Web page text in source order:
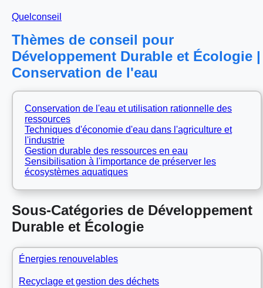
Quelconseil
Thèmes de conseil pour
Développement Durable et Écologie |
Conservation de l'eau
Conservation de l'eau et utilisation rationnelle des
ressources
Techniques d'économie d'eau dans l'agriculture et
l'industrie
Gestion durable des ressources en eau
Sensibilisation à l'importance de préserver les
écosystèmes aquatiques
Sous-Catégories de Développement
Durable et Écologie
Énergies renouvelables
Recyclage et gestion des déchets